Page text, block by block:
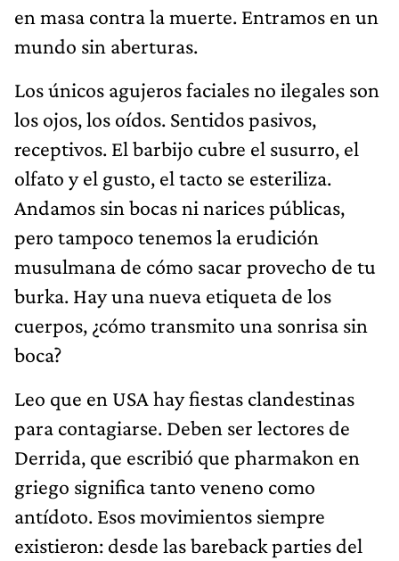
en masa contra la muerte. Entramos en un
mundo sin aberturas.
Los únicos agujeros faciales no ilegales son
los ojos, los oídos. Sentidos pasivos,
receptivos. El barbijo cubre el susurro, el
olfato y el gusto, el tacto se esteriliza.
Andamos sin bocas ni narices públicas,
pero tampoco tenemos la erudición
musulmana de cómo sacar provecho de tu
burka. Hay una nueva etiqueta de los
cuerpos, ¿cómo transmito una sonrisa sin
boca?
Leo que en USA hay fiestas clandestinas
para contagiarse. Deben ser lectores de
Derrida, que escribió que pharmakon en
griego significa tanto veneno como
antídoto. Esos movimientos siempre
existieron: desde las bareback parties del